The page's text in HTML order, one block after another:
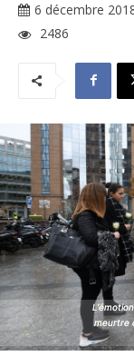
6 décembre
2486
meurtre
meurtre